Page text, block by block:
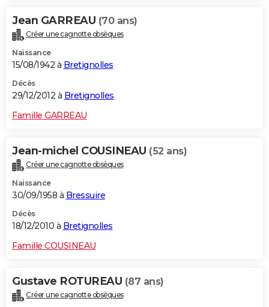
Jean GARREAU (70 ans)
Créer une cagnotte obsèques
Naissance
15/08/1942 à Bretignolles
Décès
29/12/2012 à Bretignolles
Famille GARREAU
Jean-michel COUSINEAU (52 ans)
Créer une cagnotte obsèques
Naissance
30/09/1958 à Bressuire
Décès
18/12/2010 à Bretignolles
Famille COUSINEAU
Gustave ROTUREAU (87 ans)
Créer une cagnotte obsèques